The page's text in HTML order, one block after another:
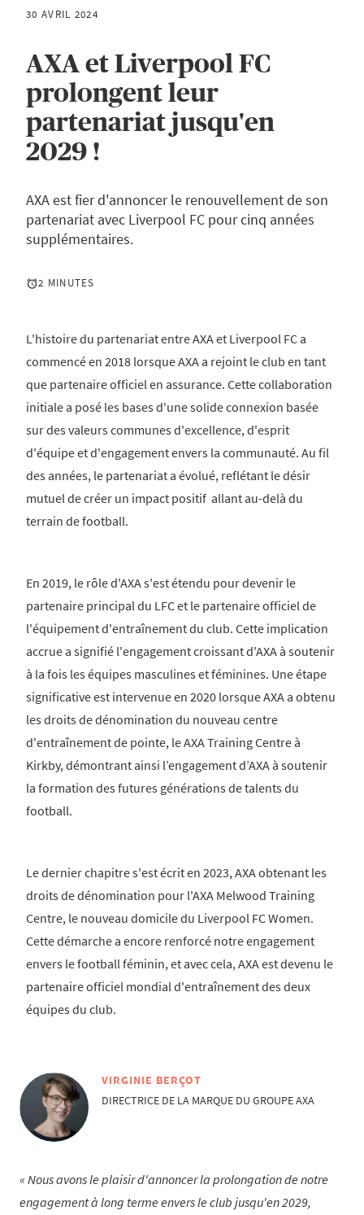
30 AVRIL 2024
AXA et Liverpool FC
prolongent leur
partenariat jusqu'en
2029 !
AXA est fier d'annoncer le renouvellement de son
partenariat avec Liverpool FC pour cinq années
supplémentaires.
2 MINUTES
L'histoire du partenariat entre AXA et Liverpool FC a
commencé en 2018 lorsque AXA a rejoint le club en tant
que partenaire officiel en assurance. Cette collaboration
initiale a posé les bases d'une solide connexion basée
sur des valeurs communes d'excellence, d'esprit
d'équipe et d'engagement envers la communauté. Au fil
des années, le partenariat a évolué, reflétant le désir
mutuel de créer un impact positif allant au-delà du
terrain de football.
En 2019, le rôle d'AXA s'est étendu pour devenir le
partenaire principal du LFC et le partenaire officiel de
l'équipement d'entraînement du club. Cette implication
accrue a signifié l'engagement croissant d'AXA à soutenir
à la fois les équipes masculines et féminines. Une étape
significative est intervenue en 2020 lorsque AXA a obtenu
les droits de dénomination du nouveau centre
d'entraînement de pointe, le AXA Training Centre à
Kirkby, démontrant ainsi l’engagement d’AXA à soutenir
la formation des futures générations de talents du
football.
Le dernier chapitre s'est écrit en 2023, AXA obtenant les
droits de dénomination pour l'AXA Melwood Training
Centre, le nouveau domicile du Liverpool FC Women.
Cette démarche a encore renforcé notre engagement
envers le football féminin, et avec cela, AXA est devenu le
partenaire officiel mondial d'entraînement des deux
équipes du club.
VIRGINIE BERÇOT
DIRECTRICE DE LA MARQUE DU GROUPE AXA
Nous avons le plaisir d'annoncer la prolongation de notre
engagement à long terme envers le club jusqu'en 2029,